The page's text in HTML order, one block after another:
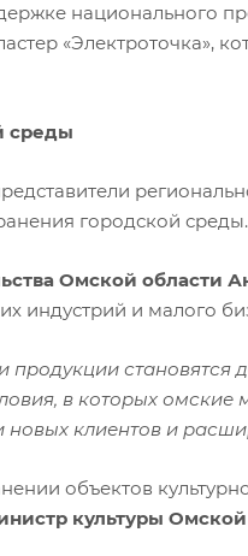
национального
«Электроточка»,
среды
городской среды.
Омской области
индустрий и малого
продукции
в которых
клиентов и
объектов
культуры